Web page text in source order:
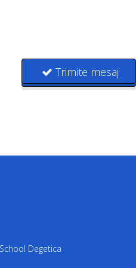
Trimite mesaj
Degetica